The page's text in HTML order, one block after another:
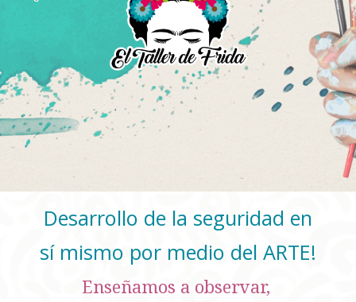
Desarrollo de la seguridad en
sí mismo por medio del ARTE!
Enseñamos a observar,